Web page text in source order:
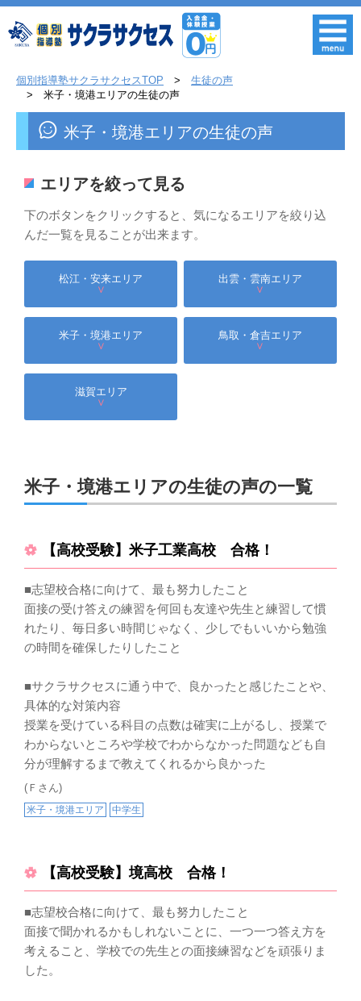
個別指導塾サクラサクセスTOP
生徒の声
米子・境港エリアの生徒の声
米子・境港エリアの生徒の声
エリアを絞って見る
下のボタンをクリックすると、気になるエリアを絞り込
んだ一覧を見ることが出来ます。
松江・安来エリア
∨
出雲・雲南エリア
∨
米子・境港エリア
∨
鳥取・倉吉エリア
∨
滋賀エリア
∨
米子・境港エリアの生徒の声の一覧
【高校受験】米子工業高校 合格！
■志望校合格に向けて、最も努力したこと
面接の受け答えの練習を何回も友達や先生と練習して慣
れたり、毎日多い時間じゃなく、少しでもいいから勉強
の時間を確保したりしたこと
■サクラサクセスに通う中で、良かったと感じたことや、
具体的な対策内容
授業を受けている科目の点数は確実に上がるし、授業で
わからないところや学校でわからなかった問題なども自
分が理解するまで教えてくれるから良かった
(Ｆさん)
米子・境港エリア 中学生
【高校受験】境高校 合格！
■志望校合格に向けて、最も努力したこと
面接で聞かれるかもしれないことに、一つ一つ答え方を
考えること、学校での先生との面接練習などを頑張りま
した。